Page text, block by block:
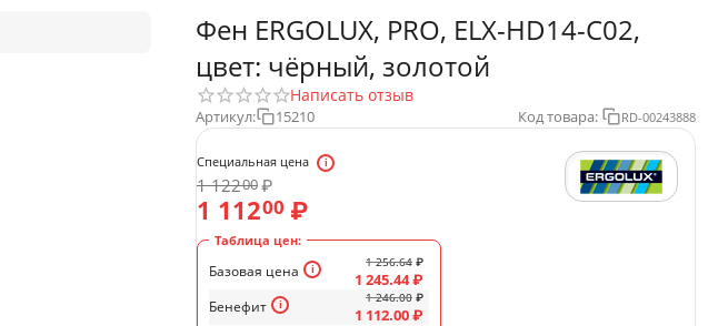
Фен ERGOLUX, PRO, ELX-HD14-C02,
цвет: чёрный, золотой
Написать отзыв
Артикул: 15210 Код товара: RD-00243888
Специальная цена
1 12200₽
1 11200 ₽
Таблица цен:
Базовая цена
Бенефит
1 256.64 ₽
1 245.44₽
1 246.00 ₽
1 112.00₽